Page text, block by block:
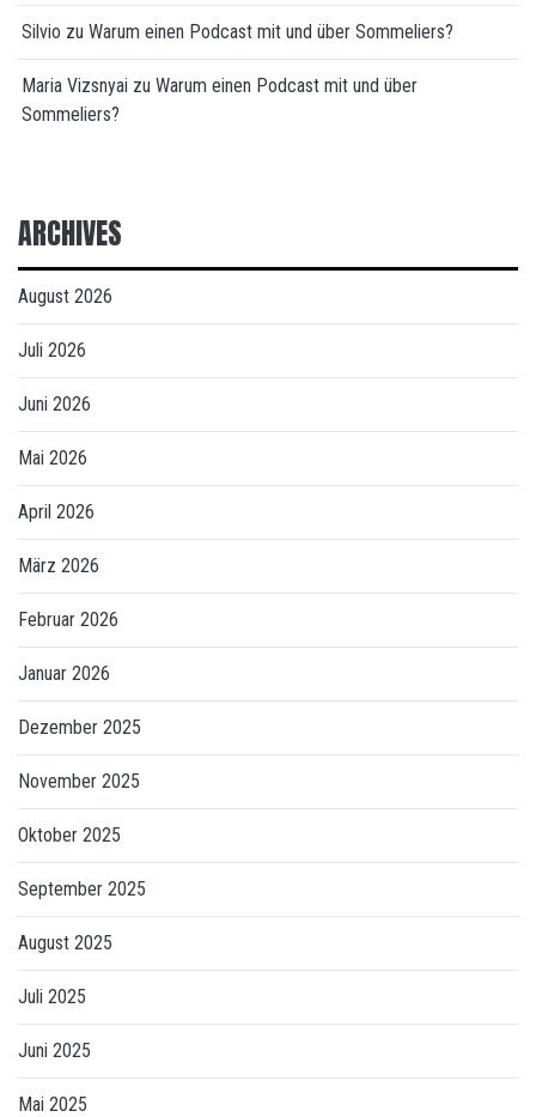
Silvio zu Warum einen Podcast mit und über Sommeliers?
Maria Vizsnyai zu Warum einen Podcast mit und über
Sommeliers?
ARCHIVES
August 2026
Juli 2026
Juni 2026
Mai 2026
April 2026
März 2026
Februar 2026
Januar 2026
Dezember 2025
November 2025
Oktober 2025
September 2025
August 2025
Juli 2025
Juni 2025
Mai 2025